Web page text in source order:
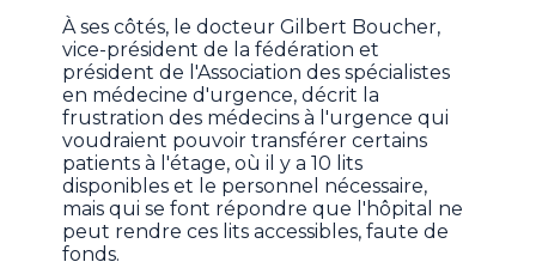
À ses côtés, le docteur Gilbert Boucher,
vice-président de la fédération et
président de l'Association des spécialistes
en médecine d'urgence, décrit la
frustration des médecins à l'urgence qui
voudraient pouvoir transférer certains
patients à l'étage, où il y a 10 lits
disponibles et le personnel nécessaire,
mais qui se font répondre que l'hôpital ne
peut rendre ces lits accessibles, faute de
fonds.